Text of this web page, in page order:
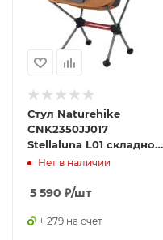
Стул Naturehike
CNK2350JJ017
Stellaluna L01 складной
оранжевый,
Нет в наличии
5 590 ₽/шт
+ 279 на счет